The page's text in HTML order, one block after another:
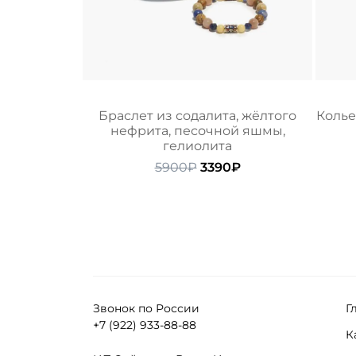
Браслет из содалита, жёлтого
нефрита, песочной яшмы,
гелиолита
5900₽ Первоначальная
3390₽Текущая
Звонок по России
+7 (922) 933-88-88